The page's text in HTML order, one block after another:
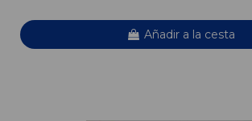
Añadir a la cesta